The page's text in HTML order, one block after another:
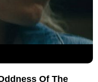
Of The